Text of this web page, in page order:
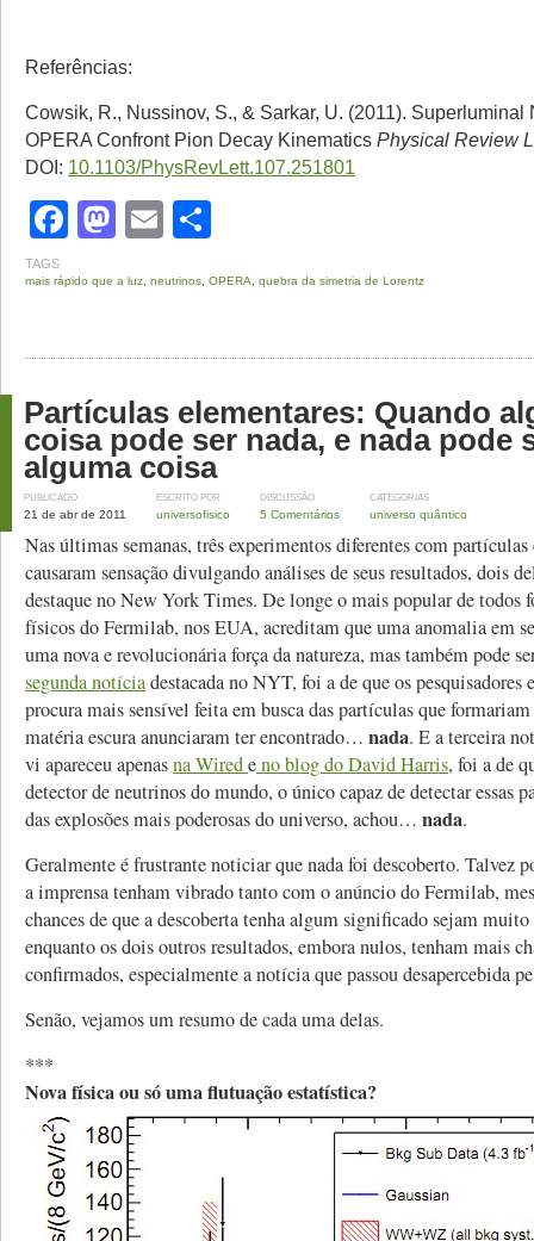
Referências:
Cowsik, R., Nussinov, S., & Sarkar, U. (2011). Superluminal
OPERA Confront Pion Decay Kinematics Physical Review
DOI: 10.1103/PhysRevLett.107.251801
Facebook
Mastodon
Email
TAGS
mais rápido que a luz neutrinos OPERA quebra da simetria de Lorentz
Partículas elementares: Quando
coisa pode ser nada, e nada pode
alguma coisa
PUBLICADO
21 de abr de 2011
ESCRITO POR
universofisico
DISCUSSÃO
5 Comentários
CATEGORIAS
universo quântico
Nas últimas semanas, três experimentos diferentes com partículas
causaram sensação divulgando análises de seus resultados, dois
destaque no New York Times. De longe o mais popular de todos
físicos do Fermilab, nos EUA, acreditam que uma anomalia em
uma nova e revolucionária força da natureza, mas também pode
segunda notíciadestacada no NYT, foi a de que os pesquisadores
procura mais sensível feita em busca das partículas que
matéria escura anunciaram ter encontrado… nada. E a terceira
vi apareceu apenasna Wiredeno blog do David Harris, foi a de
detector de neutrinos do mundo, o único capaz de detectar essas
das explosões mais poderosas do universo, achou… nada.
Geralmente é frustrante noticiar que nada foi descoberto. Talvez
a imprensa tenham vibrado tanto com o anúncio do Fermilab,
chances de que a descoberta tenha algum significado sejam muito
enquanto os dois outros resultados, embora nulos, tenham mais
confirmados, especialmente a notícia que passou desapercebida
Senão, vejamos um resumo de cada uma delas.
***
Nova física ou só uma flutuação estatística?